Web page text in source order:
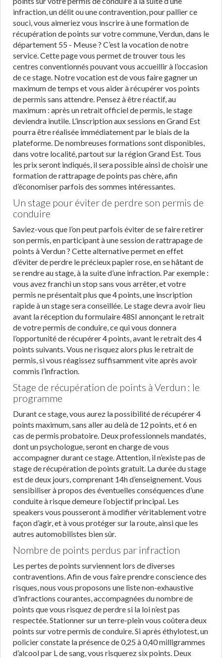
infraction, un délit ou une contravention, pour pallier ce
souci, vous aimeriez vous inscrire à une formation de
récupération de points sur votre commune, Verdun, dans le
département 55 - Meuse ? C’est la vocation de notre
service. Cette page vous permet de trouver tous les
centres conventionnés pouvant vous accueillir à l’occasion
de ce stage. Notre vocation est de vous faire gagner un
maximum de temps et vous aider à récupérer vos points
de permis sans attendre. Pensez à être réactif, au
maximum : après un retrait officiel de permis, le stage
deviendra inutile. L’inscription aux sessions en Grand Est
pourra être réalisée immédiatement par le biais de la
plateforme. De nombreuses formations sont disponibles,
dans votre localité, partout sur la région Grand Est. Tous
les prix seront indiqués, il sera possible ainsi de choisir une
formation de rattrapage de points pas chère, afin
d’économiser parfois des sommes intéressantes.
Un stage pour éviter de perdre son permis de
conduire
Saviez-vous que l’on peut parfois éviter de se faire retirer
son permis, en participant à une session de rattrapage de
points à Verdun ? Cette alternative permet en effet
d’éviter de perdre le précieux papier rose, en se hâtant de
se rendre au stage, à la suite d’une infraction. Par exemple :
vous avez franchi un stop sans vous arrêter, et votre
permis ne présentait plus que 4 points, une inscription
rapide à un stage sera conseillée. Le stage devra avoir lieu
avant la réception du formulaire 48SI annonçant le retrait
de votre permis de conduire, ce qui vous donnera
l’opportunité de récupérer 4 points, avant le retrait des 4
points suivants. Vous ne risquez alors plus le retrait de
permis, si vous réagissez suffisamment vite après avoir
commis l’infraction.
Stage de récupération de points à Verdun : le
programme
Durant ce stage, vous aurez la possibilité de récupérer 4
points maximum, sans aller au delà de 12 points, et 6 en
cas de permis probatoire. Deux professionnels mandatés,
dont un psychologue, seront en charge de vous
accompagner durant ce stage. Attention, il n’existe pas de
stage de récupération de points gratuit. La durée du stage
est de deux jours, comprenant 14h d’enseignement. Vous
sensibiliser à propos des éventuelles conséquences d’une
conduite à risque demeure l’objectif principal. Les
speakers vous pousseront à modifier véritablement votre
façon d’agir, et à vous protéger sur la route, ainsi que les
autres automobilistes bien sûr.
Nombre de points perdus par infraction
Les pertes de points surviennent lors de diverses
contraventions. Afin de vous faire prendre conscience des
risques, nous vous proposons une liste non-exhaustive
d’infractions courantes, accompagnées du nombre de
points que vous risquez de perdre si la loi n’est pas
respectée. Stationner sur un terre-plein vous coûtera deux
points sur votre permis de conduire. Si après éthylotest, un
policier constate la présence de 0,25 à 0,40 milligrammes
d’alcool par L de sang, vous risquerez six points. Deux